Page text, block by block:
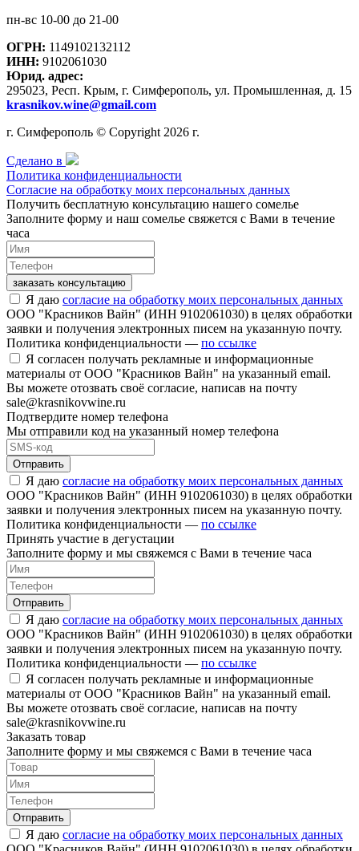
пн-вс 10-00 до 21-00
ОГРН: 1149102132112
ИНН: 9102061030
Юрид. адрес:
295023, Респ. Крым, г. Симферополь, ул. Промышленная, д. 15
krasnikov.wine@gmail.com
г. Симферополь © Copyright 2026 г.
Сделано в
Политика конфиденциальности
Согласие на обработку моих персональных данных
Получить бесплатную консультацию нашего сомелье
Заполните форму и наш сомелье свяжется с Вами в течение
часа
заказать консультацию
Я даю согласие на обработку моих персональных данных
ООО "Красников Вайн" (ИНН 9102061030) в целях обработки
заявки и получения электронных писем на указанную почту.
Политика конфиденциальности — по ссылке
Я согласен получать рекламные и информационные
материалы от ООО "Красников Вайн" на указанный email.
Вы можете отозвать своё согласие, написав на почту
sale@krasnikovwine.ru
Подтвердите номер телефона
Мы отправили код на указанный номер телефона
Отправить
Я даю согласие на обработку моих персональных данных
ООО "Красников Вайн" (ИНН 9102061030) в целях обработки
заявки и получения электронных писем на указанную почту.
Политика конфиденциальности — по ссылке
Принять участие в дегустации
Заполните форму и мы свяжемся с Вами в течение часа
Отправить
Я даю согласие на обработку моих персональных данных
ООО "Красников Вайн" (ИНН 9102061030) в целях обработки
заявки и получения электронных писем на указанную почту.
Политика конфиденциальности — по ссылке
Я согласен получать рекламные и информационные
материалы от ООО "Красников Вайн" на указанный email.
Вы можете отозвать своё согласие, написав на почту
sale@krasnikovwine.ru
Заказать товар
Заполните форму и мы свяжемся с Вами в течение часа
Отправить
Я даю согласие на обработку моих персональных данных